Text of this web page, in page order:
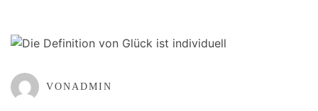
VONADMIN